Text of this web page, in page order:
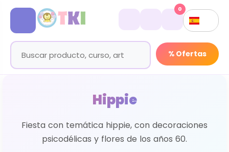
% Ofertas
0
Hippie
Fiesta con temática hippie, con decoraciones
psicodélicas y flores de los años 60.